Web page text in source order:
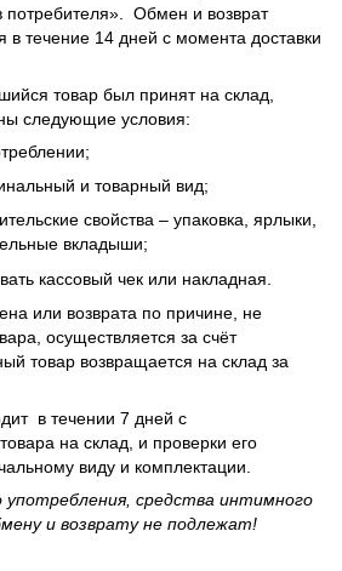
потребителя». Обмен и возврат
в течение 14 дней с момента доставки
товар был принят на склад,
следующие условия:
и товарный вид;
свойства – упаковка, ярлыки,
вкладыши;
кассовый чек или накладная.
или возврата по причине, не
осуществляется за счёт
товар возвращается на склад за
в течении 7 дней с
на склад, и проверки его
виду и комплектации.
употребления, средства интимного
и возврату не подлежат!